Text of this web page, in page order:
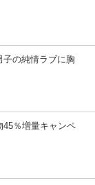
子の純情ラブに胸
45％増量キャンペ